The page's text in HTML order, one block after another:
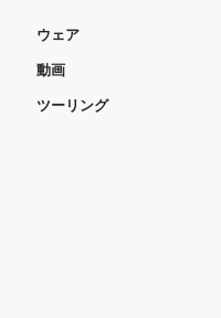
ウェア
動画
ツーリング